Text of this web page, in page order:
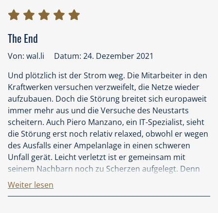
The End
Von: wal.li
Datum: 24. Dezember 2021
Und plötzlich ist der Strom weg. Die Mitarbeiter in den
Kraftwerken versuchen verzweifelt, die Netze wieder
aufzubauen. Doch die Störung breitet sich europaweit
immer mehr aus und die Versuche des Neustarts
scheitern. Auch Piero Manzano, ein IT-Spezialist, sieht
die Störung erst noch relativ relaxed, obwohl er wegen
des Ausfalls einer Ampelanlage in einen schweren
Unfall gerät. Leicht verletzt ist er gemeinsam mit
seinem Nachbarn noch zu Scherzen aufgelegt. Denn
wie die meisten anderen nimmt er an, dass die Sache
wohl in ein paar Stunden behoben sein wird. Dennoch
Weiter lesen